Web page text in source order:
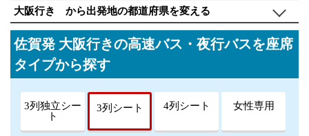
大阪行き から出発地の都道府県を変える
佐賀発 大阪行きの高速バス・夜行バスを座席
タイプから探す
3列独立シー
ト
3列シート 4列シート 女性専用